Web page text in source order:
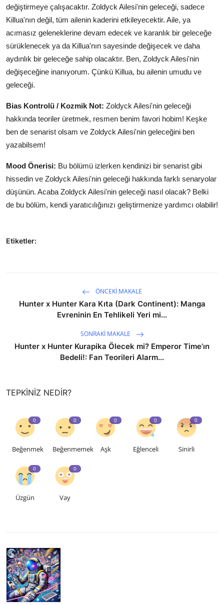
değiştirmeye çalışacaktır. Zoldyck Ailesi'nin geleceği, sadece
Killua'nın değil, tüm ailenin kaderini etkileyecektir. Aile, ya
acımasız geleneklerine devam edecek ve karanlık bir geleceğe
sürüklenecek ya da Killua'nın sayesinde değişecek ve daha
aydınlık bir geleceğe sahip olacaktır. Ben, Zoldyck Ailesi'nin
değişeceğine inanıyorum. Çünkü Killua, bu ailenin umudu ve
geleceği.
Bias Kontrolü / Kozmik Not: Zoldyck Ailesi'nin geleceği
hakkında teoriler üretmek, resmen benim favori hobim! Keşke
ben de senarist olsam ve Zoldyck Ailesi'nin geleceğini ben
yazabilsem!
Mood Önerisi: Bu bölümü izlerken kendinizi bir senarist gibi
hissedin ve Zoldyck Ailesi'nin geleceği hakkında farklı senaryolar
düşünün. Acaba Zoldyck Ailesi'nin geleceği nasıl olacak? Belki
de bu bölüm, kendi yaratıcılığınızı geliştirmenize yardımcı olabilir!
Etiketler:
ÖNCEKI MAKALE
Hunter x Hunter Kara Kıta (Dark Continent): Manga
Evreninin En Tehlikeli Yeri mi...
SONRAKI MAKALE
Hunter x Hunter Kurapika Ölecek mi? Emperor Time’ın
Bedeli!: Fan Teorileri Alarm...
TEPKINIZ NEDIR?
0
Beğenmek
0
Beğenmemek
0
Aşk
0
Eğlenceli
0
Sinirli
0
Üzgün
0
Vay